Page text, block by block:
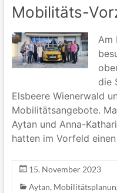
Mobilitäts-
Am
die
Elsbeere Wienerwald
Mobilitätsangebote.
Aytan und Anna-
hatten im Vorfeld
15. November 2023
Aytan,